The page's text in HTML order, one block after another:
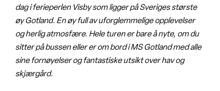
dag i ferieperlen Visby som ligger på Sveriges største
øy Gotland. En øy full av uforglemmelige opplevelser
og herlig atmosfære. Hele turen er bare å nyte, om du
sitter på bussen eller er om bord i MS Gotland med alle
sine fornøyelser og fantastiske utsikt over hav og
skjærgård.